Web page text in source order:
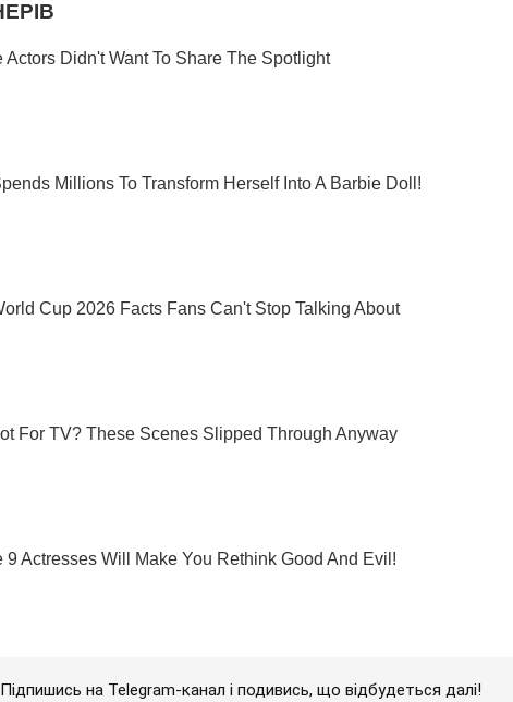
Підпишись на Telegram-канал і подивись, що відбудеться далі!